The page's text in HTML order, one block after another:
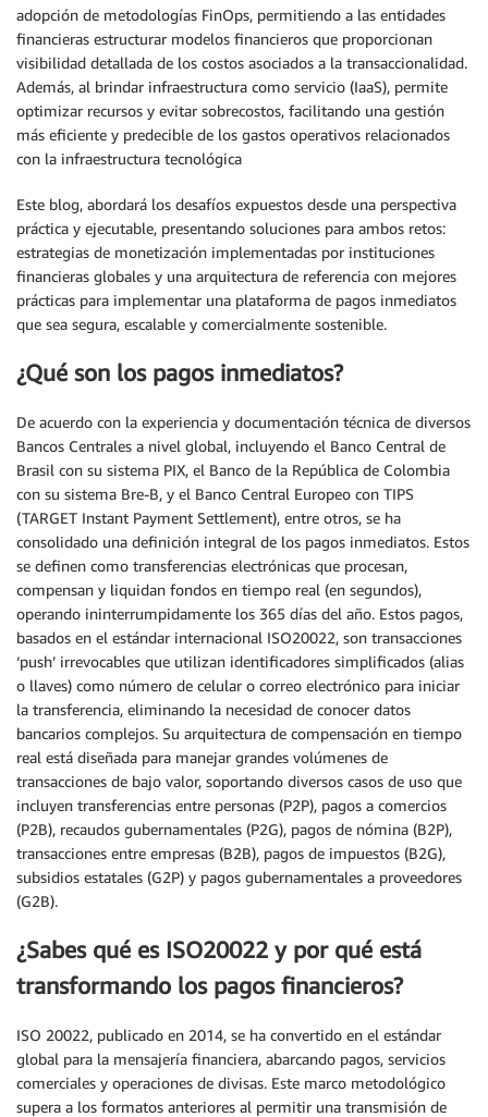
adopción de metodologías FinOps, permitiendo a las entidades
financieras estructurar modelos financieros que proporcionan
visibilidad detallada de los costos asociados a la transaccionalidad.
Además, al brindar infraestructura como servicio (IaaS), permite
optimizar recursos y evitar sobrecostos, facilitando una gestión
más eficiente y predecible de los gastos operativos relacionados
con la infraestructura tecnológica
Este blog, abordará los desafíos expuestos desde una perspectiva
práctica y ejecutable, presentando soluciones para ambos retos:
estrategias de monetización implementadas por instituciones
financieras globales y una arquitectura de referencia con mejores
prácticas para implementar una plataforma de pagos inmediatos
que sea segura, escalable y comercialmente sostenible.
¿Qué son los pagos inmediatos?
De acuerdo con la experiencia y documentación técnica de diversos
Bancos Centrales a nivel global, incluyendo el Banco Central de
Brasil con su sistema PIX, el Banco de la República de Colombia
con su sistema Bre-B, y el Banco Central Europeo con TIPS
(TARGET Instant Payment Settlement), entre otros, se ha
consolidado una definición integral de los pagos inmediatos. Estos
se definen como transferencias electrónicas que procesan,
compensan y liquidan fondos en tiempo real (en segundos),
operando ininterrumpidamente los 365 días del año. Estos pagos,
basados en el estándar internacional ISO20022, son transacciones
‘push’ irrevocables que utilizan identificadores simplificados (alias
o llaves) como número de celular o correo electrónico para iniciar
la transferencia, eliminando la necesidad de conocer datos
bancarios complejos. Su arquitectura de compensación en tiempo
real está diseñada para manejar grandes volúmenes de
transacciones de bajo valor, soportando diversos casos de uso que
incluyen transferencias entre personas (P2P), pagos a comercios
(P2B), recaudos gubernamentales (P2G), pagos de nómina (B2P),
transacciones entre empresas (B2B), pagos de impuestos (B2G),
subsidios estatales (G2P) y pagos gubernamentales a proveedores
(G2B).
¿Sabes qué es ISO20022 y por qué está
transformando los pagos financieros?
ISO 20022, publicado en 2014, se ha convertido en el estándar
global para la mensajería financiera, abarcando pagos, servicios
comerciales y operaciones de divisas. Este marco metodológico
supera a los formatos anteriores al permitir una transmisión de